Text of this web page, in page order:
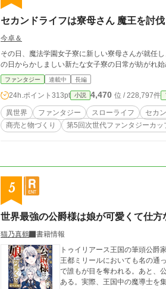
セカンドライフは寮母さん 魔王を討
今卓＆
その日、魔法学園女子寮に新しい寮母さんが就任
の日からかしましい新たな女子寮の日常が紡がれ始
ファンタジー 連載中 長編
24h.ポイント 313pt 小説 4,470 位 / 228,797件
異世界 ファンタジー スローライフ セカ
商売と物づくり
第5回次世代ファンタジーカッ
5
世界最強の公爵様は娘が可愛くて仕方
猫乃真鶴
書籍情報
トゥイリアース王国の筆頭公爵
王都ミリールにおいても名の通
で誰もが目を奪われる。あと、
ある。実際、王国中の魔導士を集めても彼に敵う者